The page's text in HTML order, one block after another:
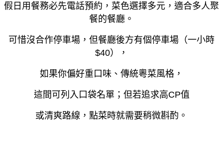
假日用餐務必先電話預約，菜色選擇多元， 適合多人聚
餐的餐廳。
可惜沒合作停車場，但餐廳後方有個停車場（一小時
$40），
如果你偏好重口味、傳統粵菜風格，
這間可列入口袋名單； 但若追求高CP值
或清爽路線，點菜時就需要稍微斟酌。